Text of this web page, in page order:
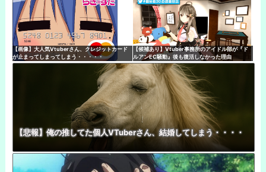
【画像】大人気Vtuberさん、クレジットカード
が止まってしまってしまう・・・・・
【候補あり】Vtuber事務所のアイドル部が『ド
ルアンEC騒動』後も復活しなかった理由
【悲報】俺の推してた個人VTuberさん、結婚してしまう・・・・